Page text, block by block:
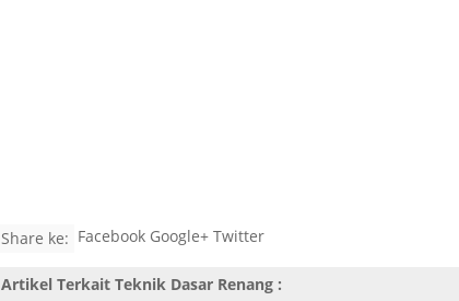
Share ke: Facebook Google+ Twitter
Artikel Terkait Teknik Dasar Renang: